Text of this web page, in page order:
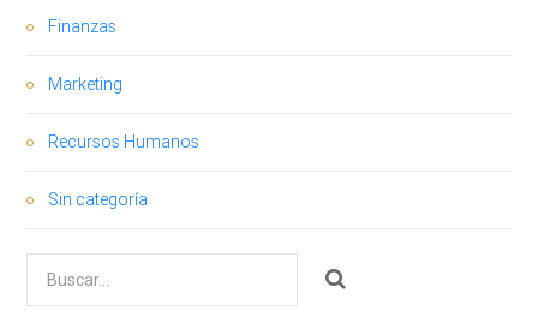
Finanzas
Marketing
Recursos Humanos
Sin categoría
por: